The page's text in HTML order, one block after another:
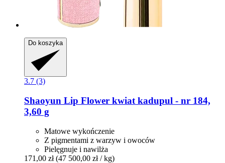
Do koszyka
3.7 (3)
Shaoyun Lip Flower kwiat kadupul -​ nr 184,
3,60 g
Matowe wykończenie
Z pigmentami z warzyw i owoców
Pielęgnuje i nawilża
171,00 zł (47 500,00 zł / kg)